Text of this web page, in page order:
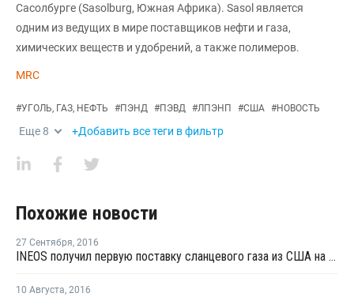
Сасолбурге (Sasolburg, Южная Африка). Sasol является
одним из ведущих в мире поставщиков нефти и газа,
химических веществ и удобрений, а также полимеров.
MRC
#УГОЛЬ, ГАЗ, НЕФТЬ #ПЭНД #ПЭВД #ЛПЭНП #США #НОВОСТЬ
Еще 8 +Добавить все теги в фильтр
Похожие новости
27 Сентября, 2016
INEOS получил первую поставку сланцевого газа из США на крекинг-установке в Грейнджмуте
10 Августа, 2016